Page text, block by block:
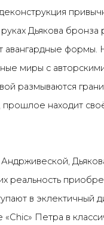
Дьякова бронза
авангардные формы.
миры с
размываются
прошлое находит
реальность
в эклектичный
«Chic» Петра в